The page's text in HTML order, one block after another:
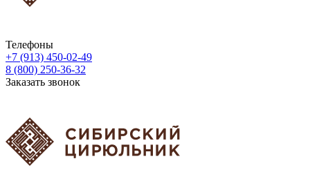
Телефоны
+7 (913) 450-02-49
8 (800) 250-36-32
Заказать звонок